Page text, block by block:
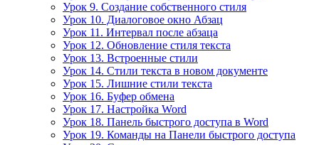
Урок 9. Создание собственного стиля
Урок 10. Диалоговое окно Абзац
Урок 11. Интервал после абзаца
Урок 12. Обновление стиля текста
Урок 13. Встроенные стили
Урок 14. Стили текста в новом документе
Урок 15. Лишние стили текста
Урок 16. Буфер обмена
Урок 17. Настройка Word
Урок 18. Панель быстрого доступа в Word
Урок 19. Команды на Панели быстрого доступа